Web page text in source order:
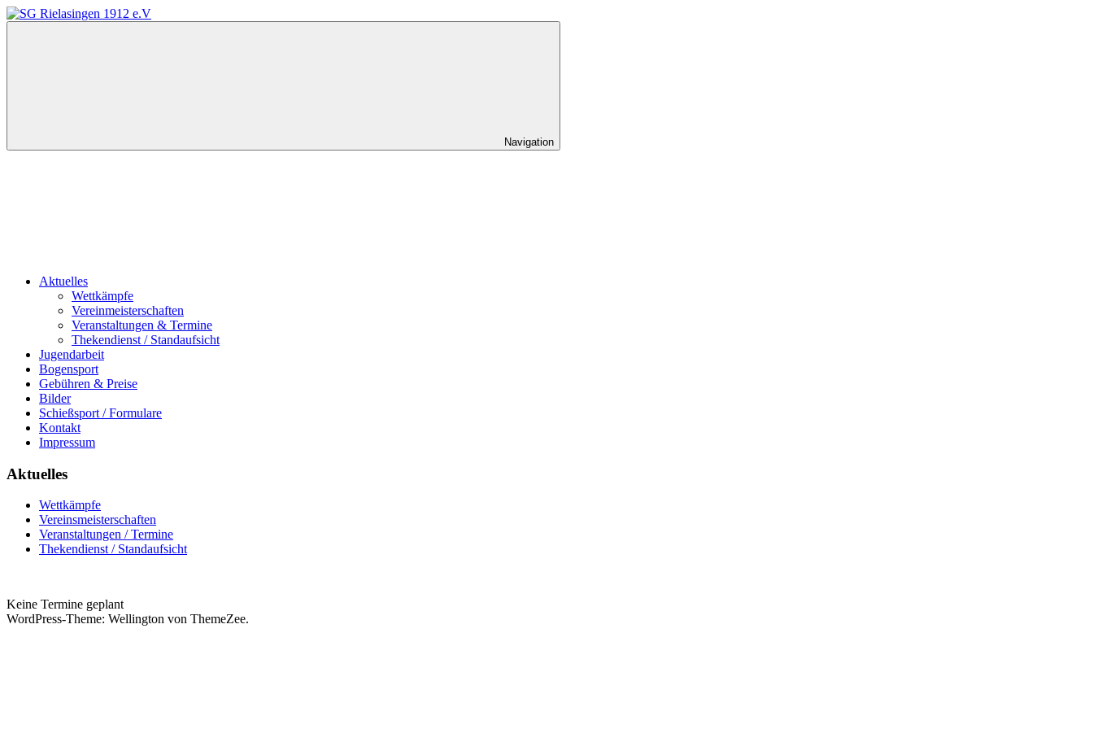
Zum
Inhalt
Navigation
Aktuelles
Wettkämpfe
Vereinmeisterschaften
Veranstaltungen & Termine
Thekendienst / Standaufsicht
Jugendarbeit
Bogensport
Gebühren & Preise
Bilder
Schießsport / Formulare
Kontakt
Impressum
Aktuelles
Wettkämpfe
Vereinsmeisterschaften
Veranstaltungen / Termine
Thekendienst / Standaufsicht
Keine Termine geplant
WordPress-Theme: Wellington von ThemeZee.